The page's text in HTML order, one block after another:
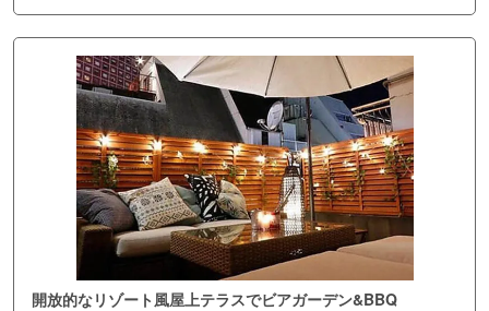
開放的なリゾート風屋上テラスでビアガーデン&BBQ